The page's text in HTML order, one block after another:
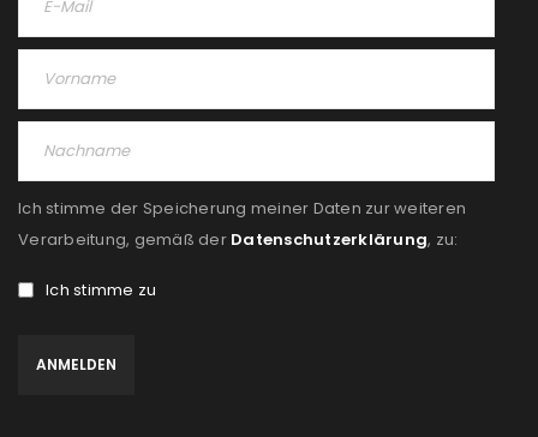
Ich stimme der Speicherung meiner Daten zur weiteren
Verarbeitung, gemäß der Datenschutzerklärung, zu:
Ich stimme zu